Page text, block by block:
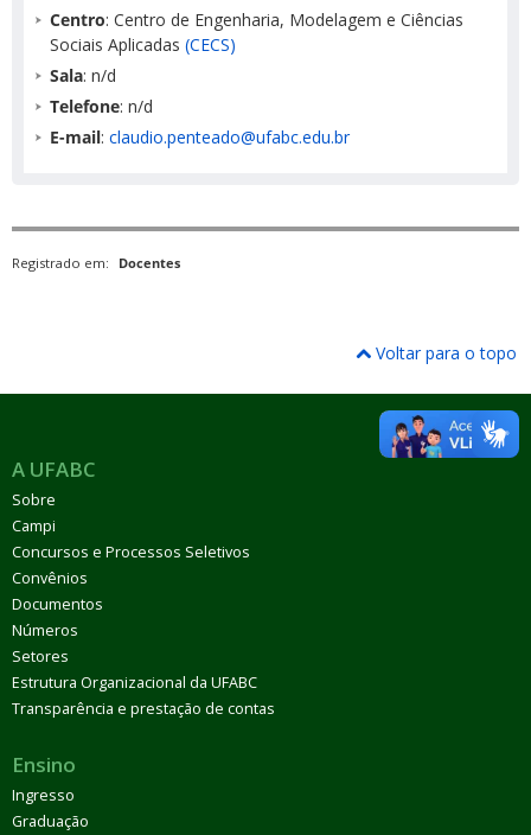
Centro: Centro de Engenharia, Modelagem e Ciências
Sociais Aplicadas (CECS)
Sala: n/d
Telefone: n/d
E-mail: claudio.penteado@ufabc.edu.br
Registrado em: Docentes
Voltar para o topo
A UFABC
Sobre
Campi
Concursos e Processos Seletivos
Convênios
Documentos
Números
Setores
Estrutura Organizacional da UFABC
Transparência e prestação de contas
Ensino
Ingresso
Graduação